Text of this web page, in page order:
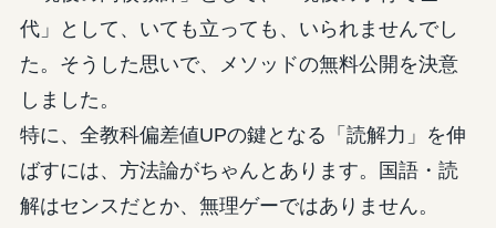
代」として、いても立っても、いられませんでし
た。そうした思いで、メソッドの無料公開を決意
しました。
特に、全教科偏差値UPの鍵となる「読解力」を伸
ばすには、方法論がちゃんとあります。国語・読
解はセンスだとか、無理ゲーではありません。